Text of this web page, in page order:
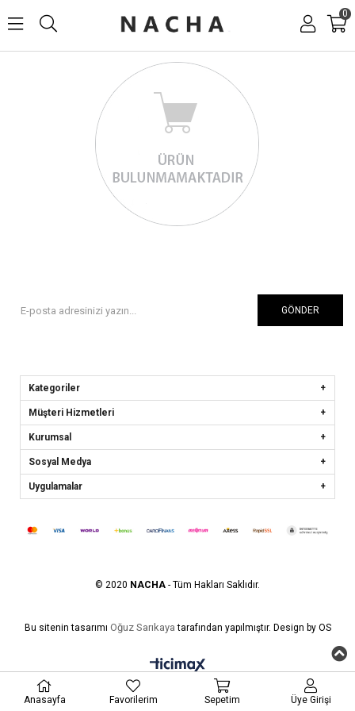
0
GÖNDER
Kategoriler
Müşteri Hizmetleri
Kurumsal
Sosyal Medya
Uygulamalar
© 2020 NACHA - Tüm Hakları Saklıdır.
Bu sitenin tasarımı Oğuz Sarıkaya tarafından yapılmıştır. Design by OS
Anasayfa Favorilerim Sepetim Üye Girişi